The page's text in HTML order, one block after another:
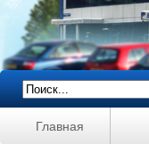
Главная